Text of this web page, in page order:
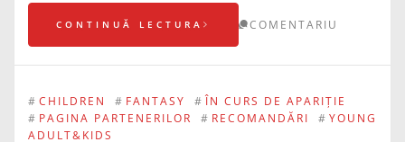
CONTINUĂ LECTURA COMENTARIU
# CHILDREN # FANTASY # ÎN CURS DE APARIȚIE
# PAGINA PARTENERILOR # RECOMANDĂRI # YOUNG
ADULT&KIDS